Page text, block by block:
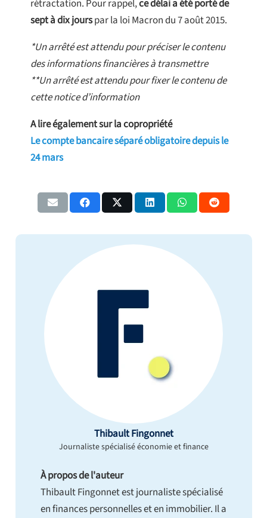
rétractation. Pour rappel,ce délai a été porté de
sept à dix jourspar la loi Macron du 7 août 2015.
*Un arrêté est attendu pour préciser le contenu
des informations financières à transmettre
**Un arrêté est attendu pour fixer le contenu de
cette notice d’information
A lire également sur la copropriété
Le compte bancaire séparé obligatoire depuis le
24 mars
Thibault Fingonnet
Journaliste spécialisé économie et finance
À propos de l'auteur
Thibault Fingonnet est journaliste spécialisé
en finances personnelles et en immobilier. Il a